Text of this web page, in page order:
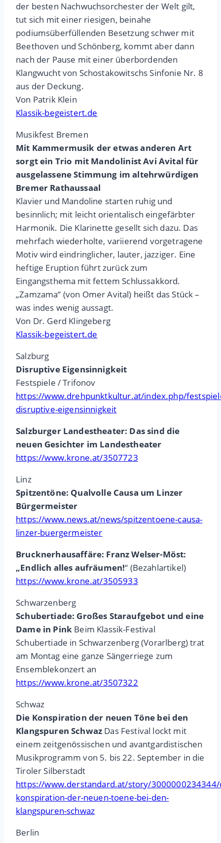
der besten Nachwuchsorchester der Welt gilt,
tut sich mit einer riesigen, beinahe
podiumsüberfüllenden Besetzung schwer mit
Beethoven und Schönberg, kommt aber dann
nach der Pause mit einer überbordenden
Klangwucht von Schostakowitschs Sinfonie Nr. 8
aus der Deckung.
Von Patrik Klein
Klassik-begeistert.de
Musikfest Bremen
Mit Kammermusik der etwas anderen Art
sorgt ein Trio mit Mandolinist Avi Avital für
ausgelassene Stimmung im altehrwürdigen
Bremer Rathaussaal
Klavier und Mandoline starten ruhig und
besinnlich; mit leicht orientalisch eingefärbter
Harmonik. Die Klarinette gesellt sich dazu. Das
mehrfach wiederholte, variierend vorgetragene
Motiv wird eindringlicher, lauter, jazziger. Eine
heftige Eruption führt zurück zum
Eingangsthema mit fettem Schlussakkord.
„Zamzama“ (von Omer Avital) heißt das Stück –
was indes wenig aussagt.
Von Dr. Gerd Klingeberg
Klassik-begeistert.de
Salzburg
Disruptive Eigensinnigkeit
Festspiele / Trifonov
https://www.drehpunktkultur.at/index.php/
disruptive-eigensinnigkeit
Salzburger Landestheater: Das sind die
neuen Gesichter im Landestheater
https://www.krone.at/3507723
Linz
Spitzentöne: Qualvolle Causa um Linzer
Bürgermeister
https://www.news.at/news/spitzentoene-causa-
linzer-buergermeister
Brucknerhausaffäre: Franz Welser-Möst:
„Endlich alles aufräumen!“ (Bezahlartikel)
https://www.krone.at/3505933
Schwarzenberg
Schubertiade: Großes Staraufgebot und eine
Dame in Pink Beim Klassik-Festival
Schubertiade in Schwarzenberg (Vorarlberg) trat
am Montag eine ganze Sängerriege zum
Ensemblekonzert an
https://www.krone.at/3507322
Schwaz
Die Konspiration der neuen Töne bei den
Klangspuren Schwaz Das Festival lockt mit
einem zeitgenössischen und avantgardistischen
Musikprogramm von 5. bis 22. September in die
Tiroler Silberstadt
https://www.derstandard.at/story/
konspiration-der-neuen-toene-bei-den-
klangspuren-schwaz
Berlin